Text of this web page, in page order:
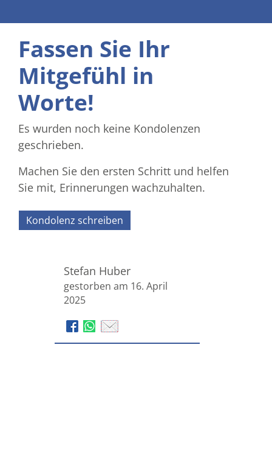
Fassen Sie Ihr
Mitgefühl in
Worte!
Es wurden noch keine Kondolenzen
geschrieben.
Machen Sie den ersten Schritt und helfen
Sie mit, Erinnerungen wachzuhalten.
Kondolenz schreiben
Stefan Huber
gestorben am 16. April
2025